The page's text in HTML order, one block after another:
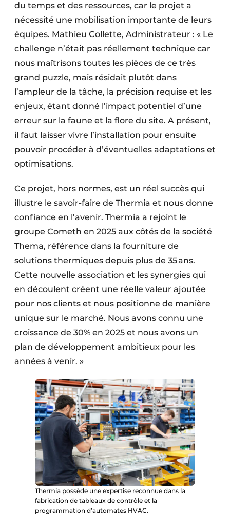
du temps et des ressources, car le projet a
nécessité une mobilisation importante de leurs
équipes. Mathieu Collette, Administrateur : « Le
challenge n’était pas réellement technique car
nous maîtrisons toutes les pièces de ce très
grand puzzle, mais résidait plutôt dans
l’ampleur de la tâche, la précision requise et les
enjeux, étant donné l’impact potentiel d’une
erreur sur la faune et la flore du site. A présent,
il faut laisser vivre l’installation pour ensuite
pouvoir procéder à d’éventuelles adaptations et
optimisations.
Ce projet, hors normes, est un réel succès qui
illustre le savoir-faire de Thermia et nous donne
confiance en l’avenir. Thermia a rejoint le
groupe Cometh en 2025 aux côtés de la société
Thema, référence dans la fourniture de
solutions thermiques depuis plus de 35 ans.
Cette nouvelle association et les synergies qui
en découlent créent une réelle valeur ajoutée
pour nos clients et nous positionne de manière
unique sur le marché. Nous avons connu une
croissance de 30% en 2025 et nous avons un
plan de développement ambitieux pour les
années à venir. »
Thermia possède une expertise reconnue dans la
fabrication de tableaux de contrôle et la
programmation d’automates HVAC.